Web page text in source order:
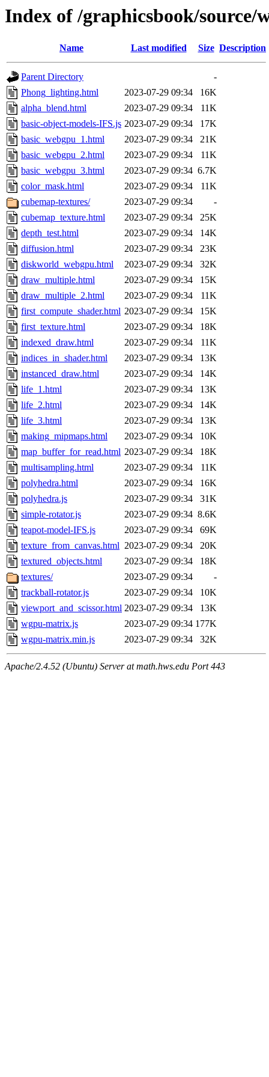
Index of /graphicsbook/source/
Name Last modified Size Description
Parent Directory
-
Phong_lighting.html
2023-07-29 09:34
16K
alpha_blend.html
2023-07-29 09:34
11K
basic-object-models-IFS.js 2023-07-29 09:34
17K
basic_webgpu_1.html
2023-07-29 09:34
21K
basic_webgpu_2.html
2023-07-29 09:34
11K
basic_webgpu_3.html
2023-07-29 09:34 6.7K
color_mask.html
2023-07-29 09:34
11K
cubemap-textures/
2023-07-29 09:34
-
cubemap_texture.html
2023-07-29 09:34
25K
depth_test.html
2023-07-29 09:34
14K
diffusion.html
2023-07-29 09:34
23K
diskworld_webgpu.html
2023-07-29 09:34
32K
draw_multiple.html
2023-07-29 09:34
15K
draw_multiple_2.html
2023-07-29 09:34
11K
first_compute_shader.html 2023-07-29 09:34
15K
first_texture.html
2023-07-29 09:34
18K
indexed_draw.html
2023-07-29 09:34
11K
indices_in_shader.html
2023-07-29 09:34
13K
instanced_draw.html
2023-07-29 09:34
14K
life_1.html
2023-07-29 09:34
13K
life_2.html
2023-07-29 09:34
14K
life_3.html
2023-07-29 09:34
13K
making_mipmaps.html
2023-07-29 09:34
10K
map_buffer_for_read.html 2023-07-29 09:34
18K
multisampling.html
2023-07-29 09:34
11K
polyhedra.html
2023-07-29 09:34
16K
polyhedra.js
2023-07-29 09:34
31K
simple-rotator.js
2023-07-29 09:34 8.6K
teapot-model-IFS.js
2023-07-29 09:34
69K
texture_from_canvas.html 2023-07-29 09:34
20K
textured_objects.html
2023-07-29 09:34
18K
textures/
2023-07-29 09:34
-
trackball-rotator.js
2023-07-29 09:34
10K
viewport_and_scissor.html 2023-07-29 09:34
13K
wgpu-matrix.js
2023-07-29 09:34 177K
wgpu-matrix.min.js
2023-07-29 09:34 32K
Apache/2.4.52 (Ubuntu) Server at math.hws.edu Port 443